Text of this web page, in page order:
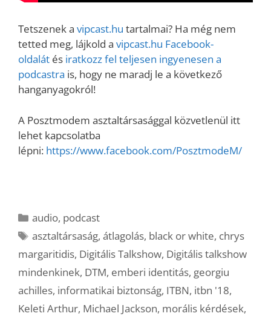
Tetszenek a vipcast.hu tartalmai? Ha még nem
tetted meg, lájkold a vipcast.hu Facebook-
oldalát és iratkozz fel teljesen ingyenesen a
podcastra is, hogy ne maradj le a következő
hanganyagokról!
A Posztmodem asztaltársasággal közvetlenül itt
lehet kapcsolatba
lépni: https://www.facebook.com/PosztmodeM/
Kategória
audio, podcast
Címkék
asztaltársaság,átlagolás, black or white, chrys
margaritidis, Digitális Talkshow, Digitális talkshow
mindenkinek, DTM, emberi identitás, georgiu
achilles, informatikai biztonság, ITBN, itbn '18,
Keleti Arthur, Michael Jackson, morális kérdések,